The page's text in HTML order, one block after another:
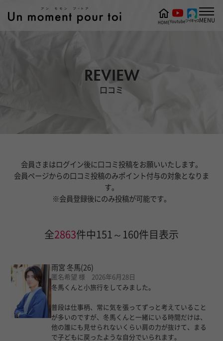
REVIEW
口コミ
HOMEYoutubeツイキャスMENU
会員さまはログイン後に口コミ投稿をお願いいたします。
会員ページからの口コミ投稿のみポイント付与の対象となりま
す。
※会員登録後にのみ投稿が可能です。
全2863件中151～160件目表示
雨宮 冬馬(26)
匿名希望 様 2026年6月28日
冬馬くんと小旅行をしてみました。
普段は仕事柄、常に気を張ってずっと考えていること
が多いのですが、冬馬くんと一緒にいる時間だけは、
他の誰にも見せられないくらい肩の力が抜けて、まる
で子どもに戻ったような自分でいられます。